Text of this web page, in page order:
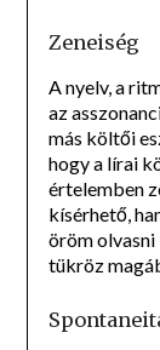
Zeneiség
A nyelv, a
az
más költői
hogy a lírai
értelemben
kísérhető,
öröm olvasni
tükröz